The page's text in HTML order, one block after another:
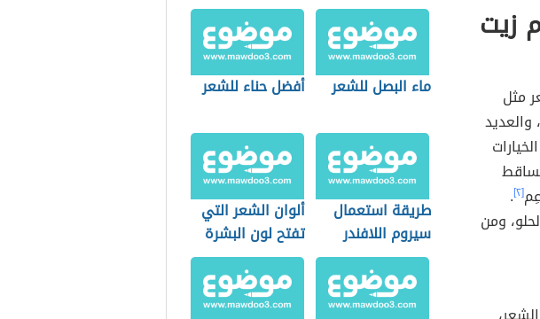
زيت
مثل
والعديد
[٢] .
ومن
ماء البصل للشعر أفضل حناء للشعر
طريقة استعمال
سيروم اللافندر
للشعر
ألوان الشعر التي
تفتح لون البشرة